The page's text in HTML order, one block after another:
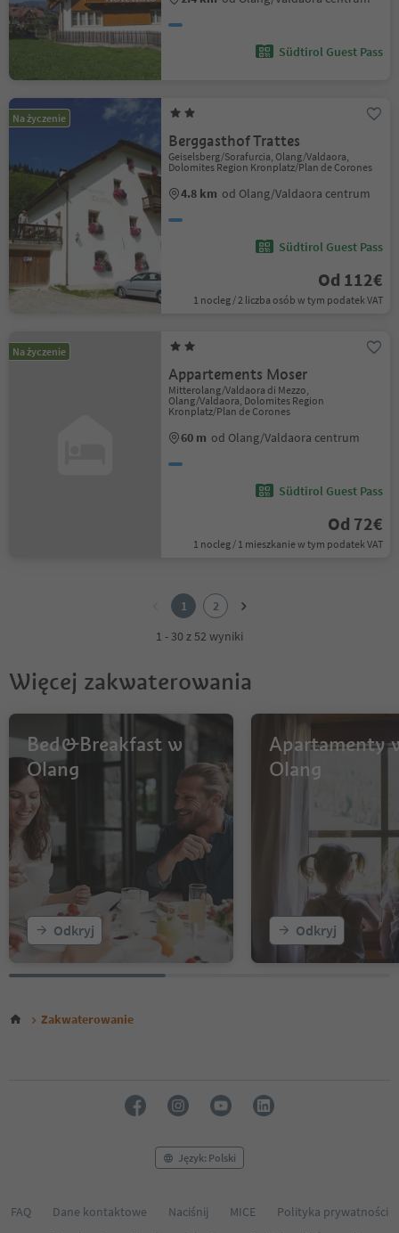
Südtirol Guest Pass
Na życzenie
Berggasthof Trattes
Geiselsberg/Sorafurcia, Olang/Valdaora,
Dolomites Region Kronplatz/Plan de Corones
4.8 km od Olang/Valdaora centrum
Südtirol Guest Pass
Od 112€
1 nocleg / 2 liczba osób w tym podatek VAT
Na życzenie
Appartements Moser
Mitterolang/Valdaora di Mezzo,
Olang/Valdaora, Dolomites Region
Kronplatz/Plan de Corones
60 m od Olang/Valdaora centrum
Südtirol Guest Pass
Od 72€
1 nocleg / 1 mieszkanie w tym podatek VAT
1
2
1 - 30 z 52 wyniki
Więcej zakwaterowania
Bed&Breakfast w
Olang
Odkryj
Apartamenty
Olang
Odkryj
Zakwaterowanie
Język: Polski
FAQ Dane kontaktowe Naciśnij MICE
Polityka prywatności